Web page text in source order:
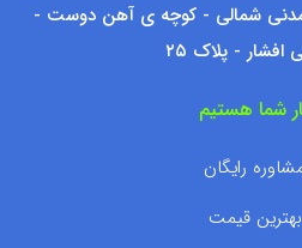
شمالی - کوچه ی آهن دوست -
- پلاک ۲۵
شما هستیم
رایگان
بهترین قیمت